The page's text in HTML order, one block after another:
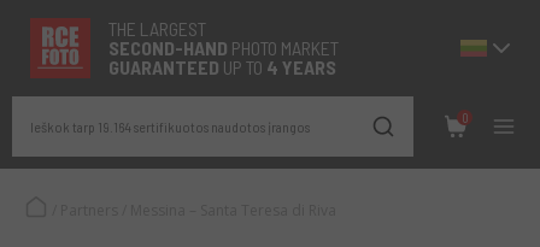
THE LARGEST
SECOND-HAND PHOTO MARKET
GUARANTEED UP TO 4 YEARS
Ieškok tarp 19.164 sertifikuotos naudotos įrangos
0